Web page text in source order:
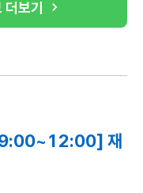
더보기
재